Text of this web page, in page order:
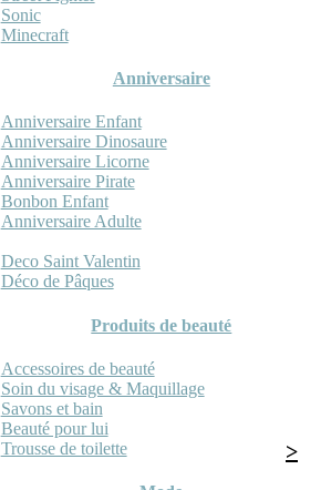
Sonic
Minecraft
Anniversaire
Anniversaire Enfant
Anniversaire Dinosaure
Anniversaire Licorne
Anniversaire Pirate
Bonbon Enfant
Anniversaire Adulte
Deco Saint Valentin
Déco de Pâques
Produits de beauté
Accessoires de beauté
Soin du visage & Maquillage
Savons et bain
Beauté pour lui
Trousse de toilette